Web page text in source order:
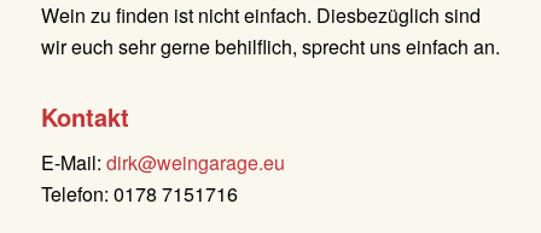
Wein zu finden ist nicht einfach. Diesbezüglich sind
wir euch sehr gerne behilflich, sprecht uns einfach an.
Kontakt
E-Mail: dirk@weingarage.eu
Telefon: 0178 7151716